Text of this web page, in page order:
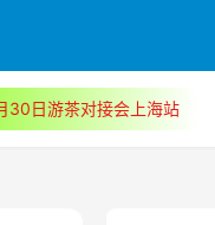
30日游茶对接会上海站